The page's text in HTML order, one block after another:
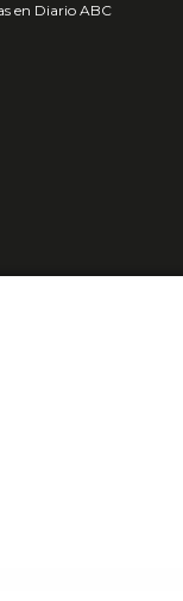
en Diario ABC